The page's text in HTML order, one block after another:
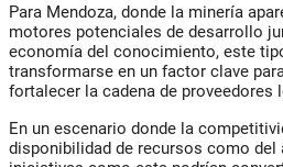
Para Mendoza, donde la minería
motores potenciales de desarrollo
economía del conocimiento, este
transformarse en un factor clave
fortalecer la cadena de proveedores
En un escenario donde la
disponibilidad de recursos como